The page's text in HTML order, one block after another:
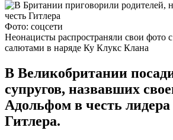
Фото: соцсети
Неонацисты распространяли свои фото
салютами в наряде Ку Клукс Клана
В Великобритании
супругов, назвавших
Адольфом в честь лидера
Гитлера.